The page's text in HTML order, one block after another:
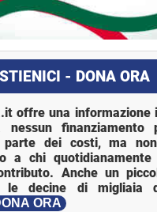
- DONA ORA
offre una informazione
finanziamento
parte dei costi, ma
a chi
Anche un
le decine di migliaia
ORA